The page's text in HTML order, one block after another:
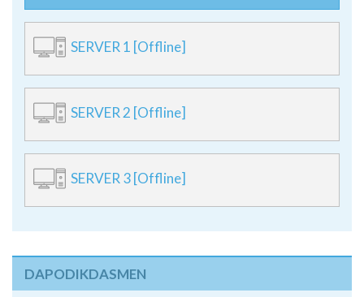
SERVER 1 [Offline]
SERVER 2 [Offline]
SERVER 3 [Offline]
DAPODIKDASMEN